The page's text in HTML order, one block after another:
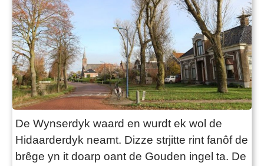
De Wynserdyk waard en wurdt ek wol de
Hidaarderdyk neamt. Dizze strjitte rint fanôf de
brêge yn it doarp oant de Gouden ingel ta. De